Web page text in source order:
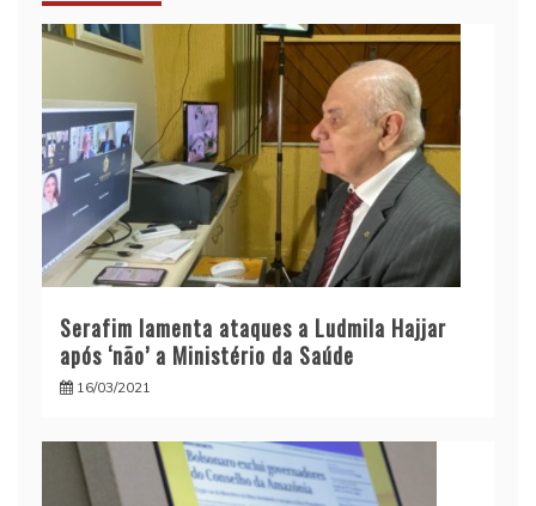
Serafim lamenta ataques a Ludmila Hajjar
após ‘não’ a Ministério da Saúde
16/03/2021